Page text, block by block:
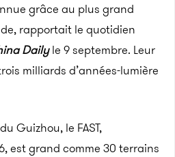
grâce au plus grand
rapportait le quotidien
Dailyle 9 septembre. Leur
milliards d’années-lumière
Guizhou, le FAST,
est grand comme 30 terrains